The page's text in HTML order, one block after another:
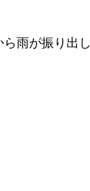
雨が振り出し